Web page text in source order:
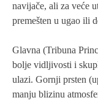
navijače, ali za veće
premešten u ugao ili
Glavna (Tribuna
bolje vidljivosti i
ulazi. Gornji prsten
manju blizinu